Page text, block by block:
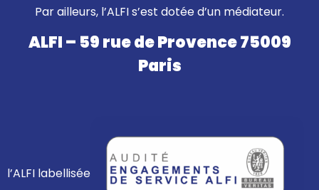
Par ailleurs, l’ALFI s’est dotée d’un médiateur.
ALFI – 59 rue de Provence 75009
Paris
l’ALFI labellisée